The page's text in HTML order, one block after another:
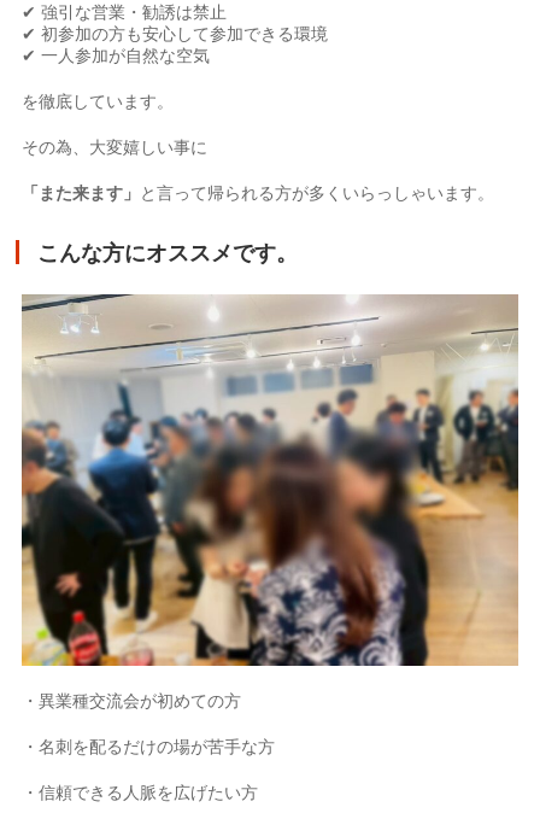
✔ 強引な営業・勧誘は禁止
✔ 初参加の方も安心して参加できる環境
✔ 一人参加が自然な空気
を徹底しています。
その為、大変嬉しい事に
「また来ます」 と言って帰られる方が多くいらっしゃいます。
こんな方にオススメです。
・異業種交流会が初めての方
・名刺を配るだけの場が苦手な方
・信頼できる人脈を広げたい方